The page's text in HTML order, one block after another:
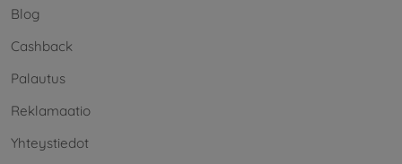
Blog
Cashback
Palautus
Reklamaatio
Yhteystiedot